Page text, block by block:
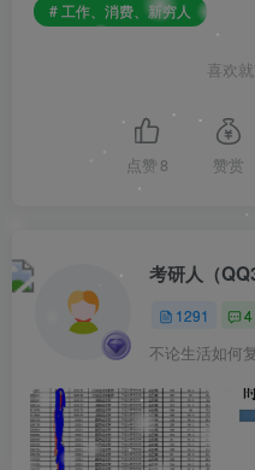
# 工作、消费、新穷人
喜欢
点赞 8 赞赏
考研人（
1291 4
不论生活如何